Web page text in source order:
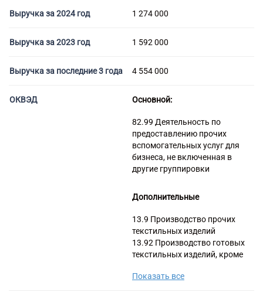
Выручка за 2024 год 1 274 000
Выручка за 2023 год 1 592 000
Выручка за последние 3 года 4 554 000
ОКВЭД Основной:
82.99 Деятельность по
предоставлению прочих
вспомогательных услуг для
бизнеса, не включенная в
другие группировки
Дополнительные
13.9 Производство прочих
текстильных изделий
13.92 Производство готовых
текстильных изделий, кроме
14.3 Производство вязаных и
Показать все